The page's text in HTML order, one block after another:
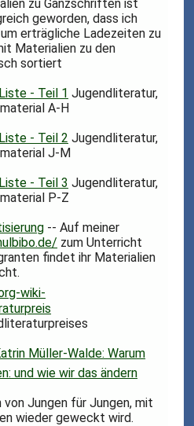
zu Ganzschriften ist
geworden, dass ich
erträgliche Ladezeiten zu
Materialien zu den
sortiert
- Teil 1 Jugendliteratur,
A-H
- Teil 2 Jugendliteratur,
J-M
- Teil 3 Jugendliteratur,
P-Z
-- Auf meiner
zum Unterricht
findet ihr Materialien
wiki-
Müller-Walde: Warum
und wie wir das ändern
Jungen für Jungen, mit
wieder geweckt wird.